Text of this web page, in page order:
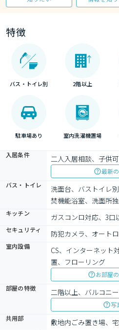
特徴
バス・トイレ別 2階以上
駐車場あり 室内洗濯機置場
入居条件 二人入居相談、子供可
最新
バス・トイレ
洗面台、バストイレ
焚機能浴室、洗面所
キッチン ガスコンロ対応、3口
セキュリティ 防犯カメラ、オート
室内設備
CS、インターネット
置、フローリング
お部屋
部屋の特徴
二階以上、バルコニー
写
共用部
敷地内ごみ置き場、